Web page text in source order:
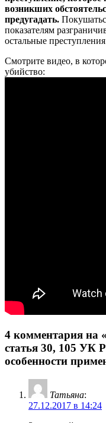
возникших
предугадать.
показателям
остальные
Смотрите видео, в
убийство:
4 комментария на
статья 30, 105 УК
особенности
Татьяна:
27.12.2017 в 14:24